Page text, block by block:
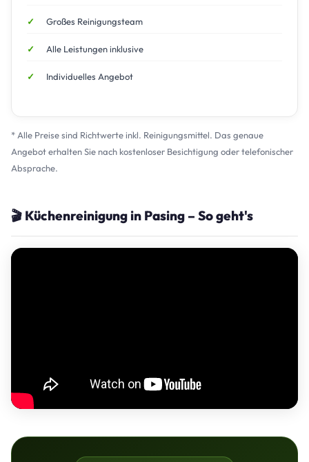
Großes Reinigungsteam
Alle Leistungen inklusive
Individuelles Angebot
* Alle Preise sind Richtwerte inkl. Reinigungsmittel. Das genaue
Angebot erhalten Sie nach kostenloser Besichtigung oder telefonischer
Absprache.
🎬 Küchenreinigung in Pasing – So geht's